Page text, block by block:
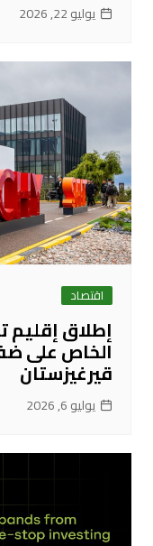
يوليو 22, 2026
اقتصاد
إطلاق إقليم
الخاص على
قيرغيزستان
يوليو 6, 2026